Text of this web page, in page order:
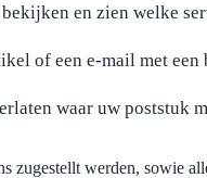
en zien welke
of een e-mail met
waar uw poststuk
zugestellt werden, sowie